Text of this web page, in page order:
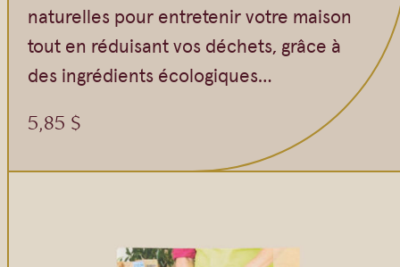
Gommages
Huiles à massage
Hydratants
Huiles
naturelles pour entretenir votre maison
tout en réduisant vos déchets, grâce à
des ingrédients écologiques…
5,85 $